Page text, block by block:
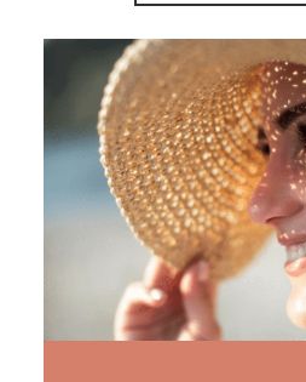
YOGA
faire le
Panier